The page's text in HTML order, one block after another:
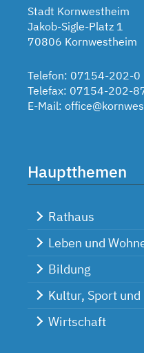
Stadt Kornwestheim
Jakob-Sigle-Platz 1
70806 Kornwestheim
Telefon: 07154-202-0
Telefax: 07154-202-
E-Mail:
Hauptthemen
Rathaus
Leben und
Bildung
Kultur, Sport
Wirtschaft